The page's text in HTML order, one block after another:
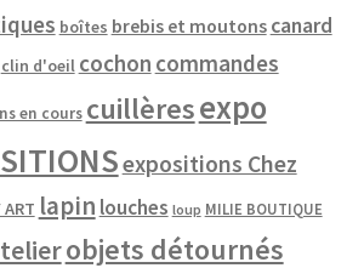
boîtes brebis et moutons canard
clin d'oeil cochon commandes
en cours cuillèresexpo
expositions Chez
ART lapin louches loup MILIE BOUTIQUE
objets détournés